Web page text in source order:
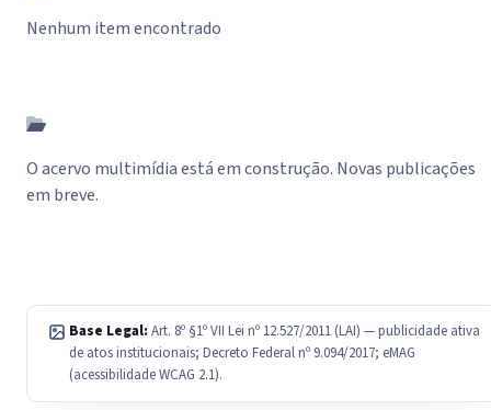
Nenhum item encontrado
O acervo multimídia está em construção. Novas publicações
em breve.
Base Legal: Art. 8º §1º VII Lei nº 12.527/2011 (LAI) — publicidade ativa
de atos institucionais; Decreto Federal nº 9.094/2017; eMAG
(acessibilidade WCAG 2.1).